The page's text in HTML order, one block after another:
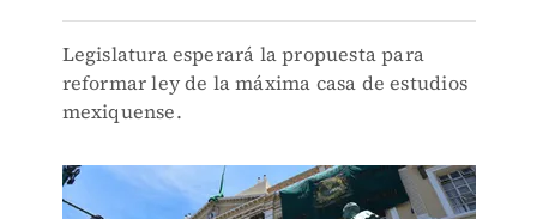
Legislatura esperará la propuesta para
reformar ley de la máxima casa de estudios
mexiquense.